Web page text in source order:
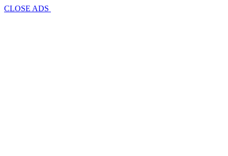
CLOSE ADS